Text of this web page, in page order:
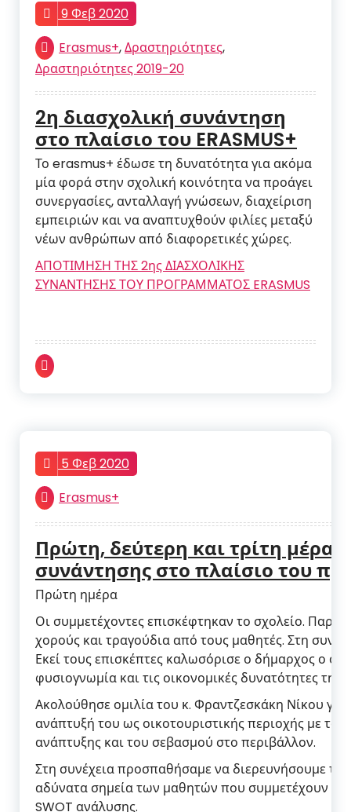
9 Φεβ 2020
Erasmus+,Δραστηριότητες,
Δραστηριότητες 2019-20
2η διασχολική συνάντηση
στο πλαίσιο του ERASMUS+
Το erasmus+ έδωσε τη δυνατότητα για ακόμα
μία φορά στην σχολική κοινότητα να προάγει
συνεργασίες, ανταλλαγή γνώσεων, διαχείριση
εμπειριών και να αναπτυχθούν φιλίες μεταξύ
νέων ανθρώπων από διαφορετικές χώρες.
ΑΠΟΤΙΜΗΣΗ ΤΗΣ 2ης ΔΙΑΣΧΟΛΙΚΗΣ
ΣΥΝΑΝΤΗΣΗΣ ΤΟΥ ΠΡΟΓΡΑΜΜΑΤΟΣ ERASMUS
5 Φεβ 2020
Erasmus+
Πρώτη, δεύτερη και τρίτη μέρα
συνάντησης στο πλαίσιο του
+ Yes the Earth
Πρώτη ημέρα
Οι συμμετέχοντες επισκέφτηκαν το σχολείο.
χορούς και τραγούδια από τους μαθητές. Στη
Εκεί τους επισκέπτες καλωσόρισε ο δήμαρχος ο
φυσιογνωμία και τις οικονομικές δυνατότητες της
Ακολούθησε ομιλία του κ. Φραντζεσκάκη Νίκου
ανάπτυξή του ως οικοτουριστικής περιοχής με
ανάπτυξης και του σεβασμού στο περιβάλλον.
Στη συνέχεια προσπαθήσαμε να διερευνήσουμε τις
αδύνατα σημεία των μαθητών που συμμετέχουν
SWOT ανάλυσης.